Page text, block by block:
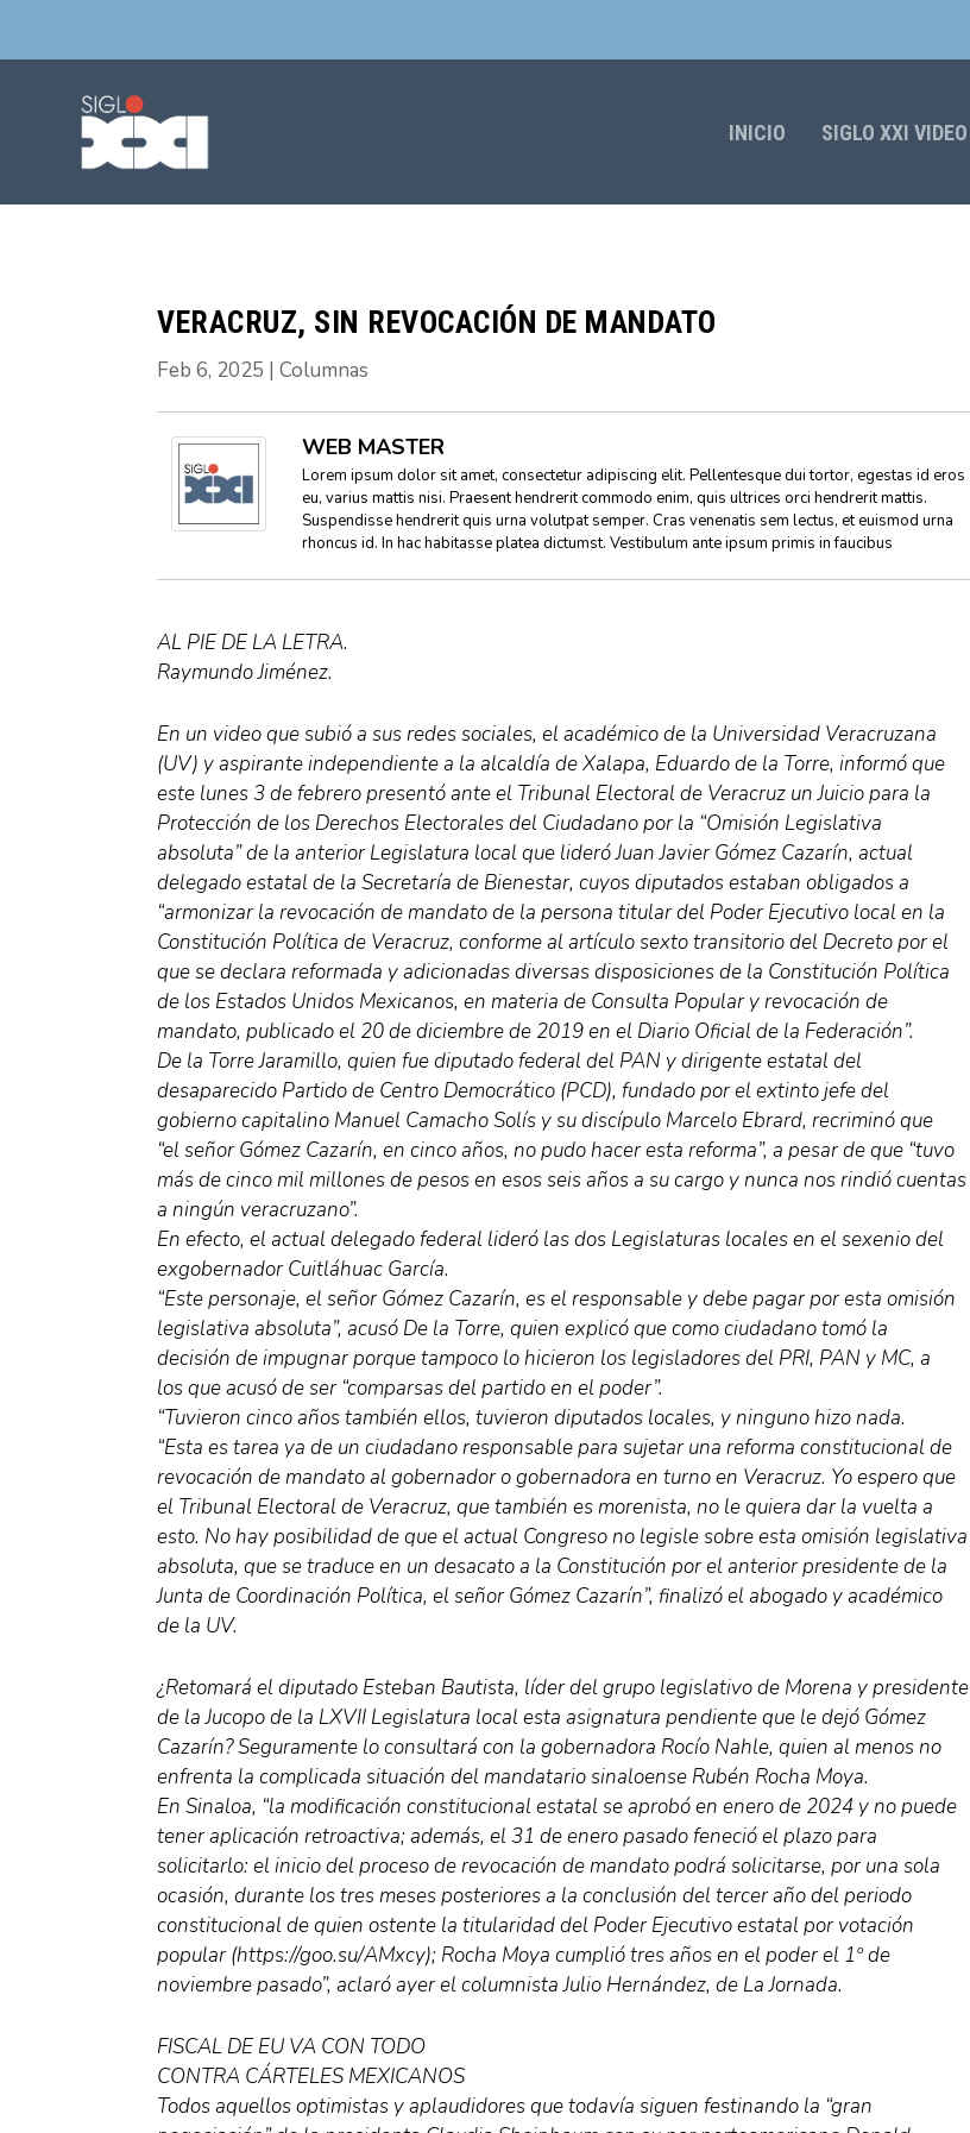
INICIO SIGLO XXI VIDEO
VERACRUZ, SIN REVOCACIÓN DE MANDATO
Feb 6, 2025 | Columnas
WEB MASTER
Lorem ipsum dolor sit amet, consectetur adipiscing elit. Pellentesque dui tortor, egestas id eros
eu, varius mattis nisi. Praesent hendrerit commodo enim, quis ultrices orci hendrerit mattis.
Suspendisse hendrerit quis urna volutpat semper. Cras venenatis sem lectus, et euismod urna
rhoncus id. In hac habitasse platea dictumst. Vestibulum ante ipsum primis in faucibus
AL PIE DE LA LETRA.
Raymundo Jiménez.
En un video que subió a sus redes sociales, el académico de la Universidad Veracruzana
(UV) y aspirante independiente a la alcaldía de Xalapa, Eduardo de la Torre, informó que
este lunes 3 de febrero presentó ante el Tribunal Electoral de Veracruz un Juicio para la
Protección de los Derechos Electorales del Ciudadano por la “Omisión Legislativa
absoluta” de la anterior Legislatura local que lideró Juan Javier Gómez Cazarín, actual
delegado estatal de la Secretaría de Bienestar, cuyos diputados estaban obligados a
“armonizar la revocación de mandato de la persona titular del Poder Ejecutivo local en la
Constitución Política de Veracruz, conforme al artículo sexto transitorio del Decreto por el
que se declara reformada y adicionadas diversas disposiciones de la Constitución Política
de los Estados Unidos Mexicanos, en materia de Consulta Popular y revocación de
mandato, publicado el 20 de diciembre de 2019 en el Diario Oficial de la Federación”.
De la Torre Jaramillo, quien fue diputado federal del PAN y dirigente estatal del
desaparecido Partido de Centro Democrático (PCD), fundado por el extinto jefe del
gobierno capitalino Manuel Camacho Solís y su discípulo Marcelo Ebrard, recriminó que
“el señor Gómez Cazarín, en cinco años, no pudo hacer esta reforma”, a pesar de que “tuvo
más de cinco mil millones de pesos en esos seis años a su cargo y nunca nos rindió cuentas
a ningún veracruzano”.
En efecto, el actual delegado federal lideró las dos Legislaturas locales en el sexenio del
exgobernador Cuitláhuac García.
“Este personaje, el señor Gómez Cazarín, es el responsable y debe pagar por esta omisión
legislativa absoluta”, acusó De la Torre, quien explicó que como ciudadano tomó la
decisión de impugnar porque tampoco lo hicieron los legisladores del PRI, PAN y MC, a
los que acusó de ser “comparsas del partido en el poder”.
“Tuvieron cinco años también ellos, tuvieron diputados locales, y ninguno hizo nada.
“Esta es tarea ya de un ciudadano responsable para sujetar una reforma constitucional de
revocación de mandato al gobernador o gobernadora en turno en Veracruz. Yo espero que
el Tribunal Electoral de Veracruz, que también es morenista, no le quiera dar la vuelta a
esto. No hay posibilidad de que el actual Congreso no legisle sobre esta omisión legislativa
absoluta, que se traduce en un desacato a la Constitución por el anterior presidente de la
Junta de Coordinación Política, el señor Gómez Cazarín”, finalizó el abogado y académico
de la UV.
¿Retomará el diputado Esteban Bautista, líder del grupo legislativo de Morena y presidente
de la Jucopo de la LXVII Legislatura local esta asignatura pendiente que le dejó Gómez
Cazarín? Seguramente lo consultará con la gobernadora Rocío Nahle, quien al menos no
enfrenta la complicada situación del mandatario sinaloense Rubén Rocha Moya.
En Sinaloa, “la modificación constitucional estatal se aprobó en enero de 2024 y no puede
tener aplicación retroactiva; además, el 31 de enero pasado feneció el plazo para
solicitarlo: el inicio del proceso de revocación de mandato podrá solicitarse, por una sola
ocasión, durante los tres meses posteriores a la conclusión del tercer año del periodo
constitucional de quien ostente la titularidad del Poder Ejecutivo estatal por votación
popular (https://goo.su/AMxcy); Rocha Moya cumplió tres años en el poder el 1º de
noviembre pasado”, aclaró ayer el columnista Julio Hernández, de La Jornada.
FISCAL DE EU VA CON TODO
CONTRA CÁRTELES MEXICANOS
Todos aquellos optimistas y aplaudidores que todavía siguen festinando la “gran